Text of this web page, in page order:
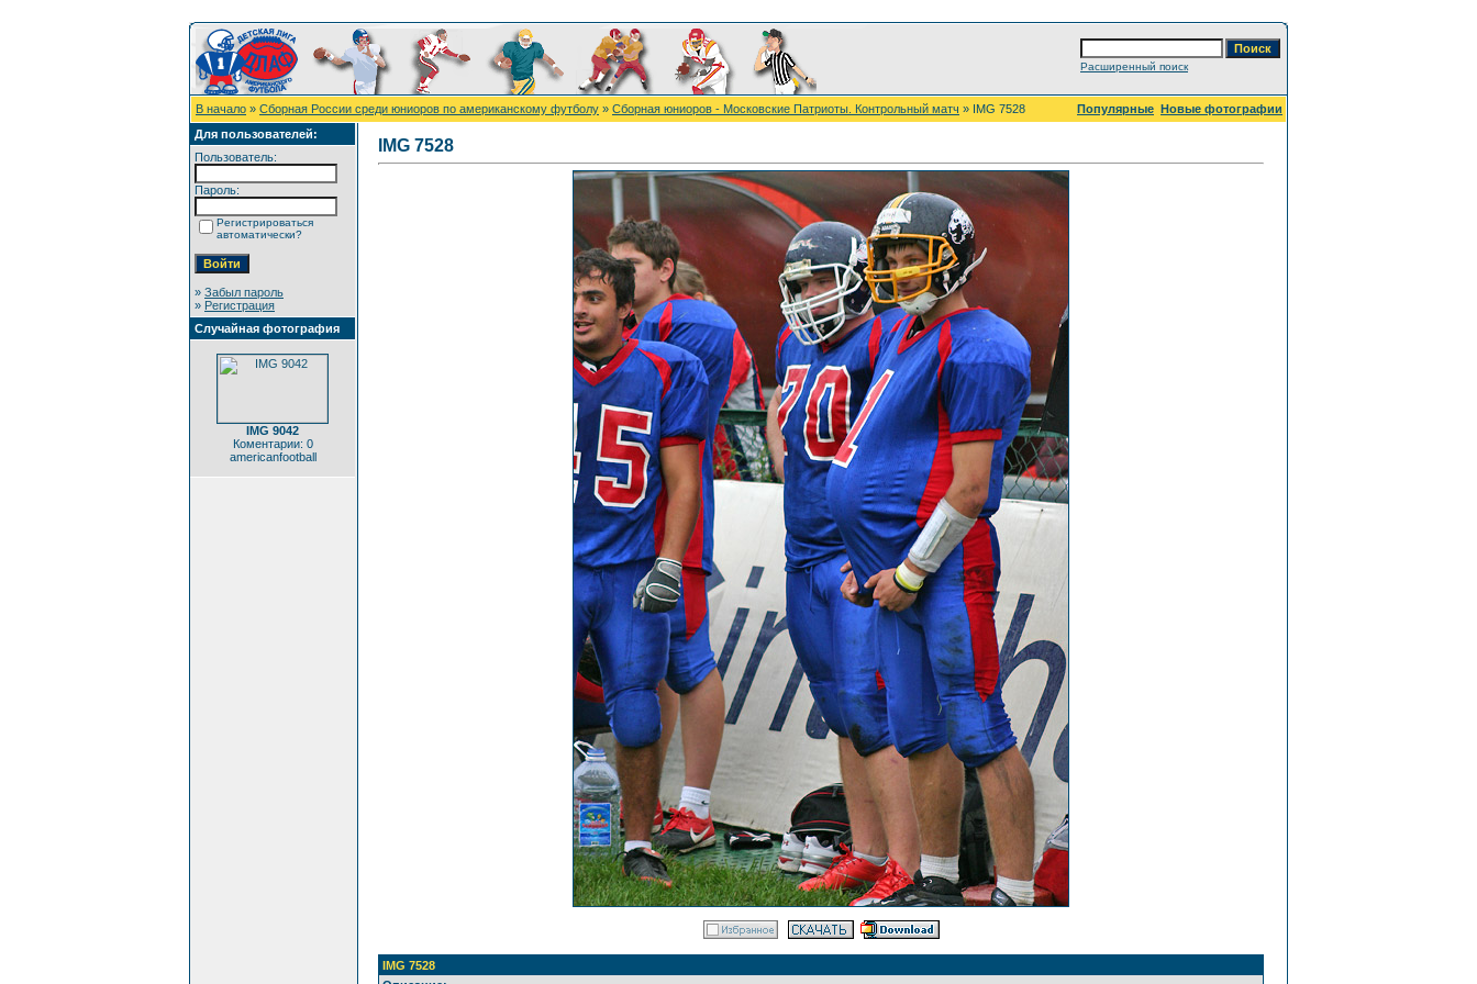
Расширенный поиск
В начало » Сборная России среди юниоров по американскому футболу » Сборная юниоров - Московские Патриоты. Контрольный матч » IMG 7528 Популярные Новые фотографии
Для пользователей:
Пользователь:
Пароль:
Регистрироваться
автоматически?
» Забыл пароль
» Регистрация
Случайная фотография
IMG 9042
Коментарии: 0
americanfootball
IMG 7528
IMG 7528